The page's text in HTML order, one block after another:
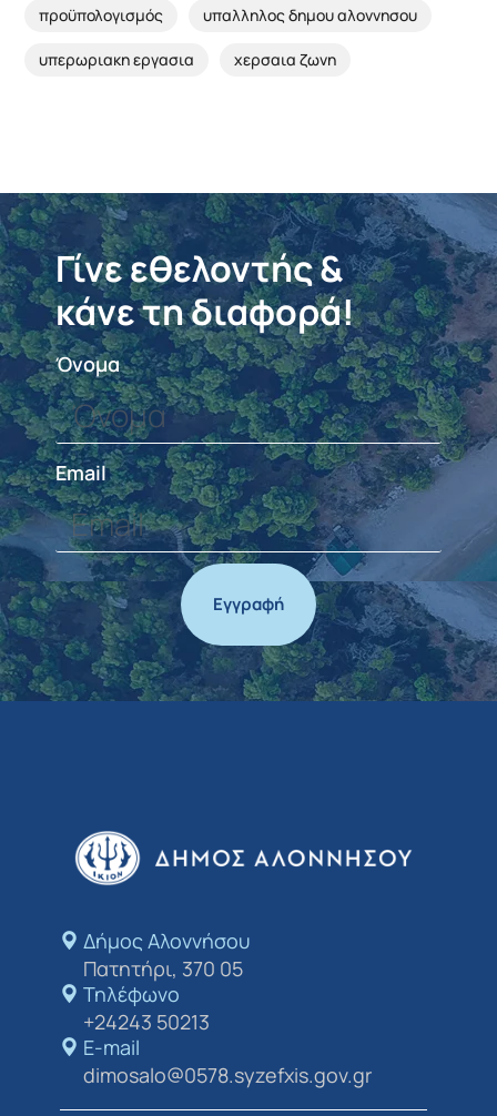
προϋπολογισμός υπαλληλος δημου αλοννησου
υπερωριακη εργασια χερσαια ζωνη
Γίνε εθελοντής &
κάνε τη διαφορά!
Όνομα
Email
Εγγραφή
Δήμος Αλοννήσου​
Πατητήρι, 370 05
Τηλέφωνο
+24243 50213
E-mail
dimosalo@0578.syzefxis.gov.gr